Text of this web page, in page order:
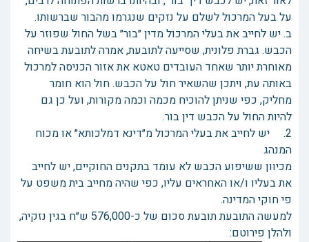
על בעל המרכול לשלם על נזקים שנגרמו מהבור שברשותו.
ב. יש לחייב את בעלי המרכול מדין ״בור״ בשל החול שפוזר על
הכבש. גברת פלונית, שסייעה לתובעת, אמרה לתובעת בשיחה
מאוחרת יותר שאחד העובדים טאטא את אזור הכניסה למרכול
באותה עת, ויתכן שהשאיר חול על הכבש. חול הוא חומר
מחליק, כפי שניתן להוכיח מכמה וכמה מקורות, ועל כן גם
להיות החול על הכבש דין בור.
2. יש לחייב את בעלי המרכול מ״דינא דמלכותא״ או מכוח
המנהג
מכיוון ששיפוע הכבש לא עומד בתקנים החוקיים, יש לחייב
את בעליו ו/או האחראים עליו, כפי שהיה מחייב בית משפט על
פי חוקי המדינה.
למעשה התובעת תובעת סכום של כ-576,000 ש״ח בגין נזקיה,
ולהלן פירוטם: